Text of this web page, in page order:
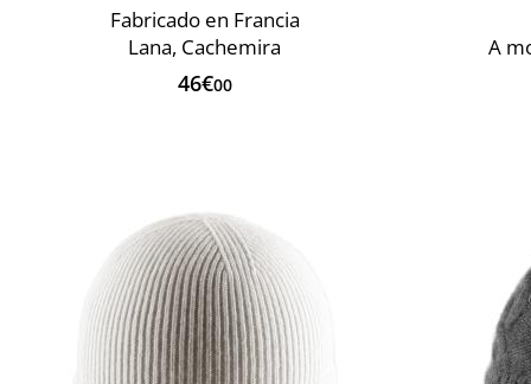
Fabricado en Francia
Lana, Cachemira
46€00
A